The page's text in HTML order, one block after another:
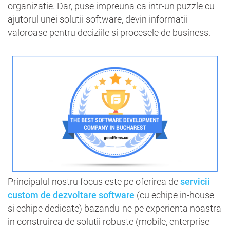
organizatie. Dar, puse impreuna ca intr-un puzzle cu
ajutorul unei solutii software, devin informatii
valoroase pentru deciziile si procesele de business.
Principalul nostru focus este pe oferirea deservicii
custom de dezvoltare software (cu echipe in-house
si echipe dedicate) bazandu-ne pe experienta noastra
in construirea de solutii robuste (mobile, enterprise-